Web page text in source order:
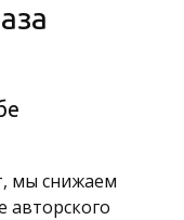
мы снижаем
авторского